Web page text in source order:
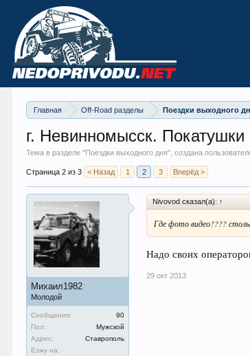
Главная Off-Road разделы Поездки выходного
г. Невинномысск.
Тема в разделе "Поездки выходного дня", создана
Страница 2 из 3 < Назад 1 2 3 Вперёд >
Михаил1982
Молодой
Сообщения:
90
Пол:
Мужской
Адрес:
Ставрополь
Езжу на:
Nivovod сказал(а): ↑
Где фото видео????
Надо своих
29 окт 2013